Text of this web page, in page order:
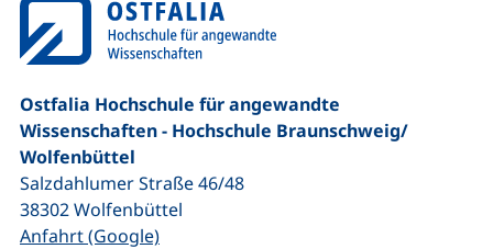
Ostfalia Hochschule für angewandte
Wissenschaften - Hochschule Braunschweig/​
Wolfenbüttel
Salzdahlumer Straße 46/48
38302Wolfenbüttel
Anfahrt (Google)(externer Link, öffnet neues Fenster)